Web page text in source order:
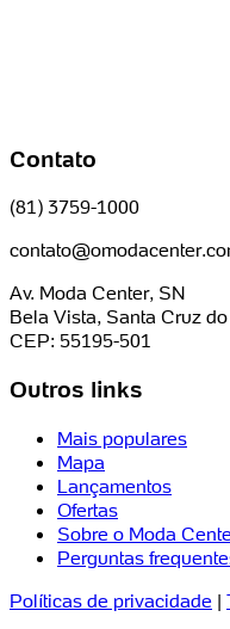
Contato
(81) 3759-1000
Av. Moda Center, SN
Bela Vista, Santa Cruz
CEP: 55195-501
Outros links
Mais populares
Mapa
Lançamentos
Ofertas
Sobre o Moda
Perguntas
Políticas de privacidade |